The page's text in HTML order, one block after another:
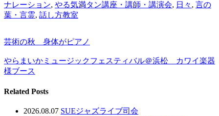
ナレーション, やる気満タン講座・講師・講演会, 日々 , 言の
葉・言霊, 話し方教室
芸術の秋 身体がピアノ
やらまいかミュージックフェスティバル＠浜松 カワイ楽器
様ブース
Related Posts
2026.08.07 SUEジャズライブ司会